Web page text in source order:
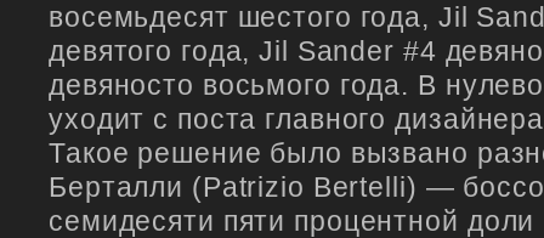
восемьдесят шестого года, Jil
девятого года, Jil Sander #4
девяносто восьмого года. В
уходит с поста главного
Такое решение было вызвано
Берталли (Patrizio Bertelli) —
семидесяти пяти процентной